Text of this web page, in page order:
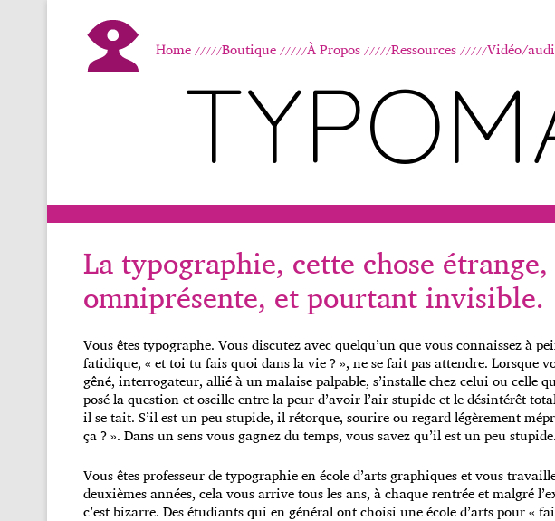
Home Boutique À Propos Ressources Vidéo/
La typographie, cette chose étrange,
omniprésente, et pourtant invisible.
Vous êtes typographe. Vous discutez avec quelqu’un que vous connaissez à
fatidique, « et toi tu fais quoi dans la vie ? », ne se fait pas attendre. Lorsque
gêné, interrogateur, allié à un malaise palpable, s’installe chez celui ou celle
posé la question et oscille entre la peur d’avoir l’air stupide et le désintérêt
il se tait. S’il est un peu stupide, il rétorque, sourire ou regard légèrement
ça ? ». Dans un sens vous gagnez du temps, vous savez qu’il est un peu stupide.
Vous êtes professeur de typographie en école d’arts graphiques et vous
deuxièmes années, cela vous arrive tous les ans, à chaque rentrée et malgré
c’est bizarre. Des étudiants qui en général ont choisi une école d’arts pour «